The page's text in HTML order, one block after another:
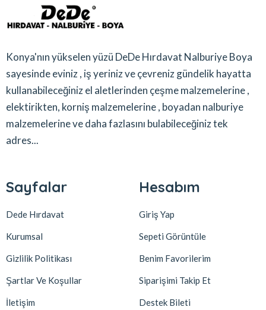
Konya'nın yükselen yüzü DeDe Hırdavat Nalburiye Boya
sayesinde eviniz , iş yeriniz ve çevreniz gündelik hayatta
kullanabileceğiniz el aletlerinden çeşme malzemelerine ,
elektirikten, korniş malzemelerine , boyadan nalburiye
malzemelerine ve daha fazlasını bulabileceğiniz tek
adres...
Sayfalar
Dede Hırdavat
Kurumsal
Gizlilik Politikası
Şartlar Ve Koşullar
İletişim
Hesabım
Giriş Yap
Sepeti Görüntüle
Benim Favorilerim
Siparişimi Takip Et
Destek Bileti